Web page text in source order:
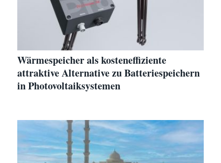
Wärmespeicher als kosteneffiziente
attraktive Alternative zu Batteriespeichern
in Photovoltaiksystemen